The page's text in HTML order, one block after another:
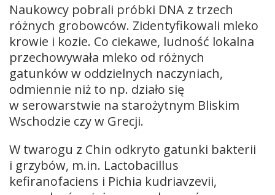
Naukowcy pobrali próbki DNA z trzech
różnych grobowców. Zidentyfikowali mleko
krowie i kozie. Co ciekawe, ludność lokalna
przechowywała mleko od różnych
gatunków w oddzielnych naczyniach,
odmiennie niż to np. działo się
w serowarstwie na starożytnym Bliskim
Wschodzie czy w Grecji.
W twarogu z Chin odkryto gatunki bakterii
i grzybów, m.in. Lactobacillus
kefiranofaciens i Pichia kudriavzevii,